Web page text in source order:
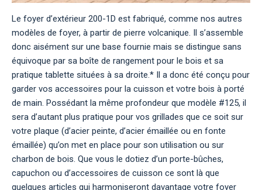
Le foyer d’extérieur 200-1D est fabriqué, comme nos autres
modèles de foyer, à partir de pierre volcanique. Il s’assemble
donc aisément sur une base fournie mais se distingue sans
équivoque par sa boîte de rangement pour le bois et sa
pratique tablette situées à sa droite.* Il a donc été conçu pour
garder vos accessoires pour la cuisson et votre bois à porté
de main. Possédant la même profondeur que modèle #125, il
sera d’autant plus pratique pour vos grillades que ce soit sur
votre plaque (d’acier peinte, d’acier émaillée ou en fonte
émaillée) qu’on met en place pour son utilisation ou sur
charbon de bois. Que vous le dotiez d’un porte-bûches,
capuchon ou d’accessoires de cuisson ce sont là que
quelques articles qui harmoniseront davantage votre foyer